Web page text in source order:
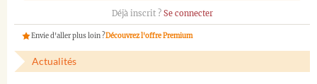
Déjà inscrit ? Se connecter
Envie d'aller plus loin ?Découvrez l'offre Premium
Actualités